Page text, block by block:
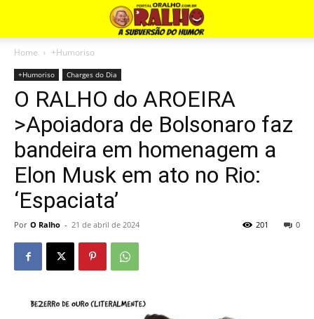
Home +Humoriso
+Humoriso Charges do Dia
O RALHO do AROEIRA
>Apoiadora de Bolsonaro faz
bandeira em homenagem a
Elon Musk em ato no Rio:
‘Espaciata’
Por O Ralho - 21 de abril de 2024 0
201